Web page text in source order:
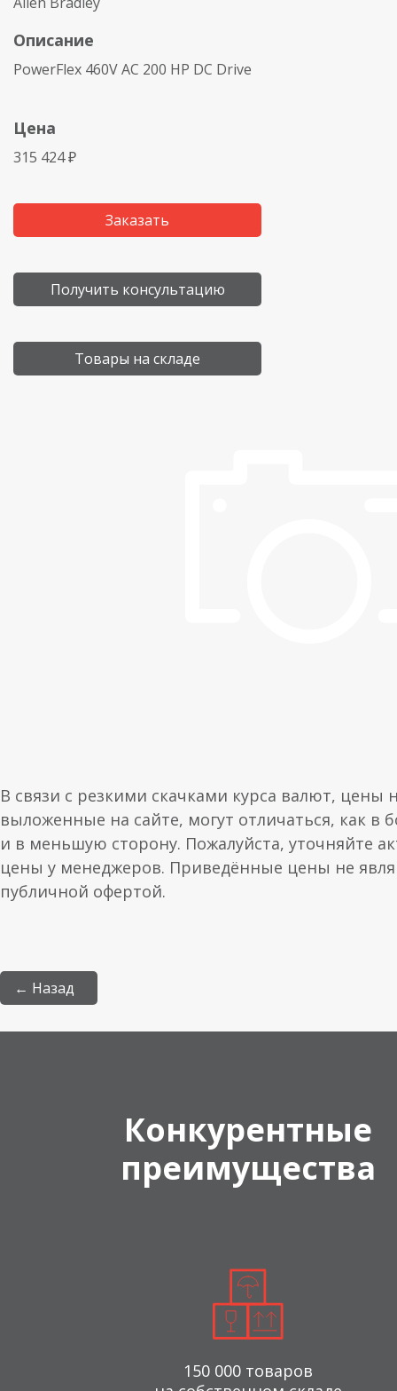
Описание
PowerFlex 460V AC 200 HP DC Drive
Цена
315 424 ₽
Заказать
Получить консультацию
Товары на складе
В связи с резкими скачками курса валют, цены
выложенные на сайте, могут отличаться, как в
и в меньшую сторону. Пожалуйста, уточняйте
цены у менеджеров. Приведённые цены не
публичной офертой.
← Назад
Конкурентные
преимущества
150 000 товаров